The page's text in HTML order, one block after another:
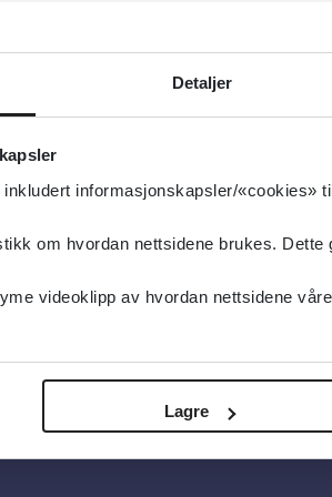
Detaljer
informasjonskapsler/«cookies»
om hvordan nettsidene brukes.
videoklipp av hvordan nettsidene
Lagre